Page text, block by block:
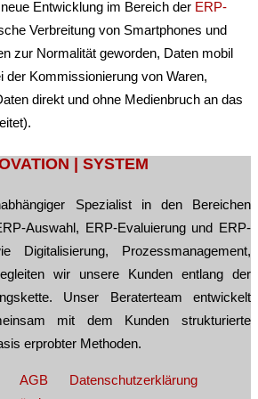
Entwicklung im Bereich der ERP-
Verbreitung von Smartphones und
zur Normalität geworden, Daten mobil
der Kommissionierung von Waren,
direkt und ohne Medienbruch an das
| SYSTEM
Spezialist in den Bereichen
Auswahl, ERP-Evaluierung und ERP-
Digitalisierung, Prozessmanagement,
wir unsere Kunden entlang der
Unser Beraterteam entwickelt
mit dem Kunden strukturierte
erprobter Methoden.
AGB
Datenschutzerklärung